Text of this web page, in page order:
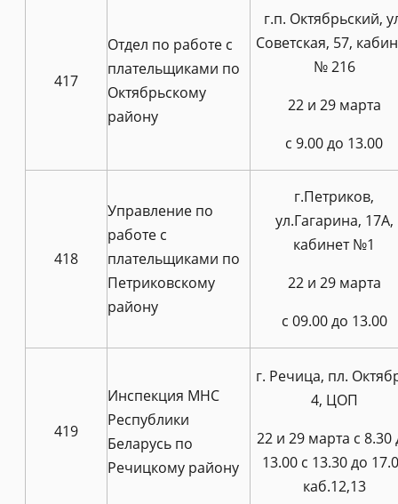
417
Отдел по работе с
плательщиками по
Октябрьскому
району
г.п. Октябрьский,
Советская, 57,
№ 216
22 и 29 марта
c 9.00 до 13.00
418
Управление по
работе с
плательщиками по
Петриковскому
району
г.Петриков,
ул.Гагарина, 17A,
кабинет №1
22 и 29 марта
с 09.00 до 13.00
419
Инспекция МНС
Республики
Беларусь по
Речицкому району
г. Речица, пл.
4, ЦОП
22 и 29 марта с 8.30
13.00 с 13.30 до
каб.12,13